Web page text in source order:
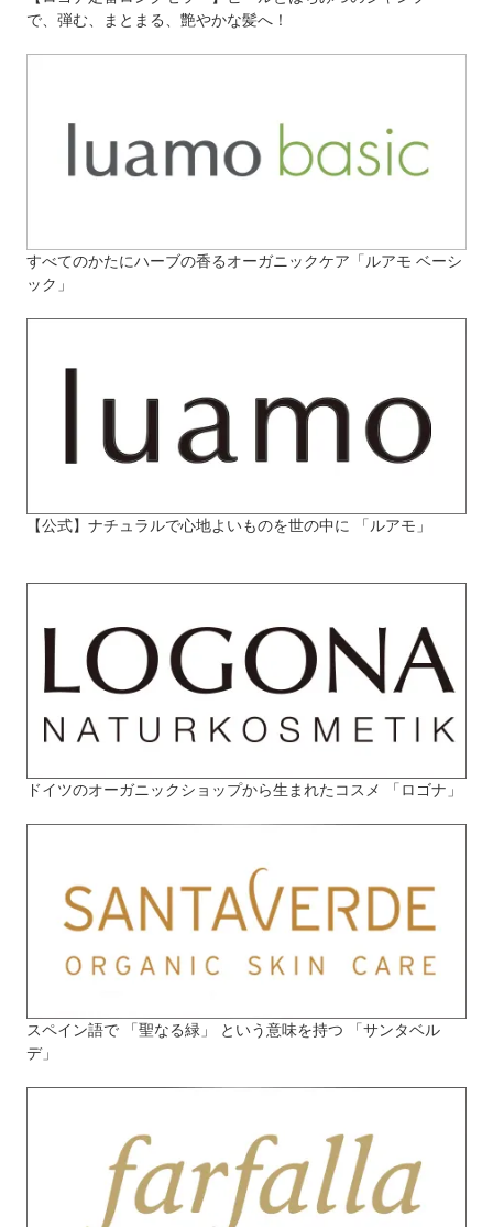
で、弾む、まとまる、艶やかな髪へ！
すべてのかたにハーブの香るオーガニックケア「ルアモ ベーシ
ック」
【公式】ナチュラルで心地よいものを世の中に 「ルアモ」
ドイツのオーガニックショップから生まれたコスメ 「ロゴナ」
スペイン語で 「聖なる緑」 という意味を持つ 「サンタベル
デ」